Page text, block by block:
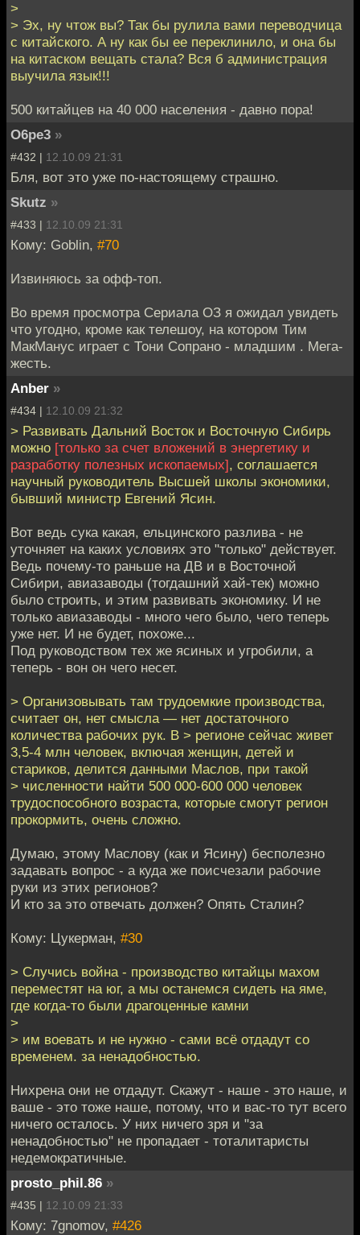
>
> Эх, ну чтож вы? Так бы рулила вами переводчица
с китайского. А ну как бы ее переклинило, и она бы
на китаском вещать стала? Вся б администрация
выучила язык!!!
500 китайцев на 40 000 населения - давно пора!
O6pe3 »
#432 | 12.10.09 21:31
Бля, вот это уже по-настоящему страшно.
Skutz »
#433 | 12.10.09 21:31
Кому: Goblin, #70
Извиняюсь за офф-топ.
Во время просмотра Сериала ОЗ я ожидал увидеть
что угодно, кроме как телешоу, на котором Тим
МакМанус играет с Тони Сопрано - младшим . Мега-
жесть.
Anber »
#434 | 12.10.09 21:32
> Развивать Дальний Восток и Восточную Сибирь
можно [только за счет вложений в энергетику и
разработку полезных ископаемых], соглашается
научный руководитель Высшей школы экономики,
бывший министр Евгений Ясин.
Вот ведь сука какая, ельцинского разлива - не
уточняет на каких условиях это "только" действует.
Ведь почему-то раньше на ДВ и в Восточной
Сибири, авиазаводы (тогдашний хай-тек) можно
было строить, и этим развивать экономику. И не
только авиазаводы - много чего было, чего теперь
уже нет. И не будет, похоже...
Под руководством тех же ясиных и угробили, а
теперь - вон он чего несет.
> Организовывать там трудоемкие производства,
считает он, нет смысла — нет достаточного
количества рабочих рук. В > регионе сейчас живет
3,5-4 млн человек, включая женщин, детей и
стариков, делится данными Маслов, при такой
> численности найти 500 000-600 000 человек
трудоспособного возраста, которые смогут регион
прокормить, очень сложно.
Думаю, этому Маслову (как и Ясину) бесполезно
задавать вопрос - а куда же поисчезали рабочие
руки из этих регионов?
И кто за это отвечать должен? Опять Сталин?
Кому: Цукерман, #30
> Случись война - производство китайцы махом
переместят на юг, а мы останемся сидеть на яме,
где когда-то были драгоценные камни
>
> им воевать и не нужно - сами всё отдадут со
временем. за ненадобностью.
Нихрена они не отдадут. Скажут - наше - это наше, и
ваше - это тоже наше, потому, что и вас-то тут всего
ничего осталось. У них ничего зря и "за
ненадобностью" не пропадает - тоталитаристы
недемократичные.
prosto_phil.86 »
#435 | 12.10.09 21:33
Кому: 7gnomov, #426